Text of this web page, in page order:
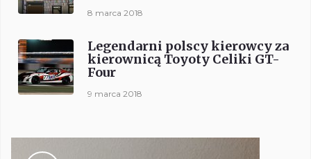
8 marca 2018
Legendarni polscy kierowcy za
kierownicą Toyoty Celiki GT-
Four
9 marca 2018